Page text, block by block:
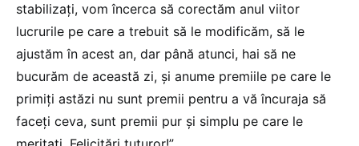
stabilizați, vom încerca să corectăm anul viitor
lucrurile pe care a trebuit să le modificăm, să le
ajustăm în acest an, dar până atunci, hai să ne
bucurăm de această zi, și anume premiile pe care le
primiți astăzi nu sunt premii pentru a vă încuraja să
faceți ceva, sunt premii pur și simplu pe care le